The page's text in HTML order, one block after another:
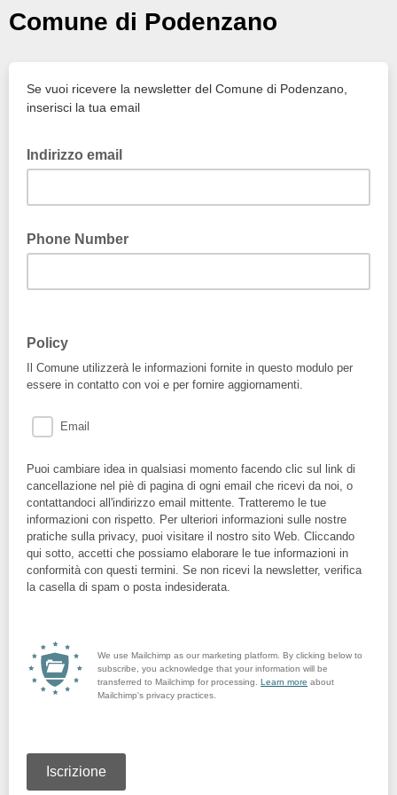
Comune di Podenzano
Se vuoi ricevere la newsletter del Comune di Podenzano,
inserisci la tua email
Indirizzo email
Phone Number
Policy
Il Comune utilizzerà le informazioni fornite in questo modulo per
essere in contatto con voi e per fornire aggiornamenti.
Email
Puoi cambiare idea in qualsiasi momento facendo clic sul link di
cancellazione nel piè di pagina di ogni email che ricevi da noi, o
contattandoci all'indirizzo email mittente. Tratteremo le tue
informazioni con rispetto. Per ulteriori informazioni sulle nostre
pratiche sulla privacy, puoi visitare il nostro sito Web. Cliccando
qui sotto, accetti che possiamo elaborare le tue informazioni in
conformità con questi termini. Se non ricevi la newsletter, verifica
la casella di spam o posta indesiderata.
We use Mailchimp as our marketing platform. By clicking below to
subscribe, you acknowledge that your information will be
transferred to Mailchimp for processing. Learn more about
Mailchimp's privacy practices.